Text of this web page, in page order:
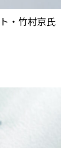
・竹村京氏